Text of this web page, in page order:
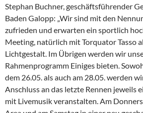
Stephan Buchner, geschäftsführender
Baden Galopp: „Wir sind mit den
zufrieden und erwarten ein sportlich
Meeting, natürlich mit Torquator Tasso
Lichtgestalt. Im Übrigen werden wir
Rahmenprogramm Einiges bieten.
dem 26.05. als auch am 28.05. werden
Anschluss an das letzte Rennen jeweils
mit Livemusik veranstalten. Am